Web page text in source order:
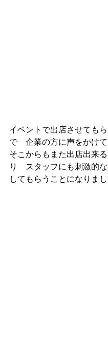
イベントで出店させても
で　企業の方に声をかけ
そこからもまた出店出来
り　スタッフにも刺激的
してもらうことになりまし